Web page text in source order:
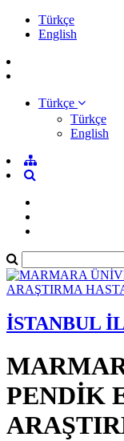
Türkçe
English
Türkçe
Türkçe
English
İSTANBUL
PENDİK